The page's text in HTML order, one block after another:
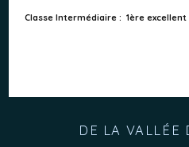
Classe Intermédiaire : 1ère
DE LA VALLÉE